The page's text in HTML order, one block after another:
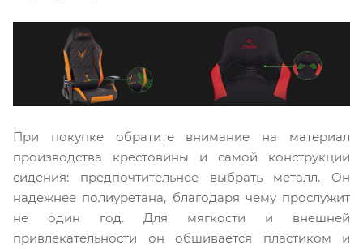
При покупке обратите внимание на материал
производства крестовины и самой конструкции
сидения: предпочтительнее выбрать металл. Он
надежнее полиуретана, благодаря чему прослужит
не один год. Для мягкости и внешней
привлекательности он обшивается пластиком и